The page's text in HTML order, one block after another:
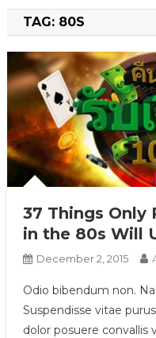
TAG: 80S
37 Things Only
in the 80s Will
December 2, 2015
Odio bibendum non.
Suspendisse vitae
dolor posuere convallis